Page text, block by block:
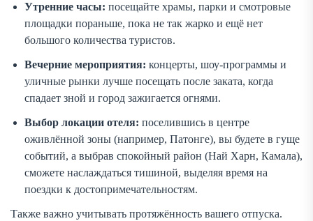
Утренние часы: посещайте храмы, парки и смотровые
площадки пораньше, пока не так жарко и ещё нет
большого количества туристов.
Вечерние мероприятия: концерты, шоу-программы и
уличные рынки лучше посещать после заката, когда
спадает зной и город зажигается огнями.
Выбор локации отеля: поселившись в центре
оживлённой зоны (например, Патонге), вы будете в гуще
событий, а выбрав спокойный район (Най Харн, Камала),
сможете наслаждаться тишиной, выделяя время на
поездки к достопримечательностям.
Также важно учитывать протяжённость вашего отпуска.